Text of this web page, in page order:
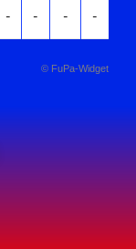
- - - -
© FuPa-Widget